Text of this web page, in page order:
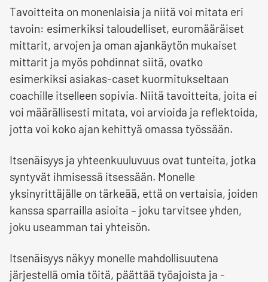
Tavoitteita on monenlaisia ja niitä voi mitata eri
tavoin: esimerkiksi taloudelliset, euromääräiset
mittarit, arvojen ja oman ajankäytön mukaiset
mittarit ja myös pohdinnat siitä, ovatko
esimerkiksi asiakas-caset kuormitukseltaan
coachille itselleen sopivia. Niitä tavoitteita, joita ei
voi määrällisesti mitata, voi arvioida ja reflektoida,
jotta voi koko ajan kehittyä omassa työssään.
Itsenäisyys ja yhteenkuuluvuus ovat tunteita, jotka
syntyvät ihmisessä itsessään. Monelle
yksinyrittäjälle on tärkeää, että on vertaisia, joiden
kanssa sparrailla asioita – joku tarvitsee yhden,
joku useamman tai yhteisön.
Itsenäisyys näkyy monelle mahdollisuutena
järjestellä omia töitä, päättää työajoista ja -